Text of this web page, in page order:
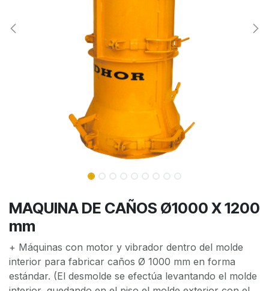
MAQUINA DE CAÑOS Ø1000 X 1200
mm
+ Máquinas con motor y vibrador dentro del molde
interior para fabricar caños Ø 1000 mm en forma
estándar. (El desmolde se efectúa levantando el molde